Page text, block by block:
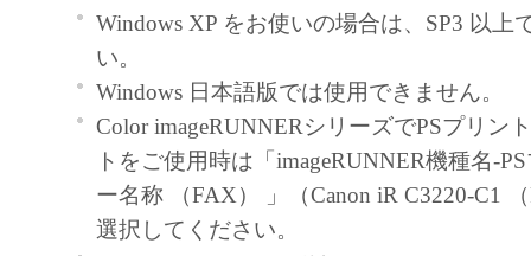
RIGHTS AND RESTRICTIONS
AGREEMENT BEFORE INSTALLING THE
CLICKING THE BUTTON INDICATING
ACCEPTANCE AS STATED BELOW OR
SOFTWARE, YOU AGREE TO BE BOUND
AND CONDITIONS OF THIS
NOT AGREE TO THE FOLLOWING
Windows XP をお使いの場合は、SP3 以上
い。
Windows 日本語版では使用できません。
Color imageRUNNERシリーズでPSプリン
トをご使用時は「imageRUNNER機種名-
ー名称 （FAX） 」（Canon iR C3220-C1
選択してください。